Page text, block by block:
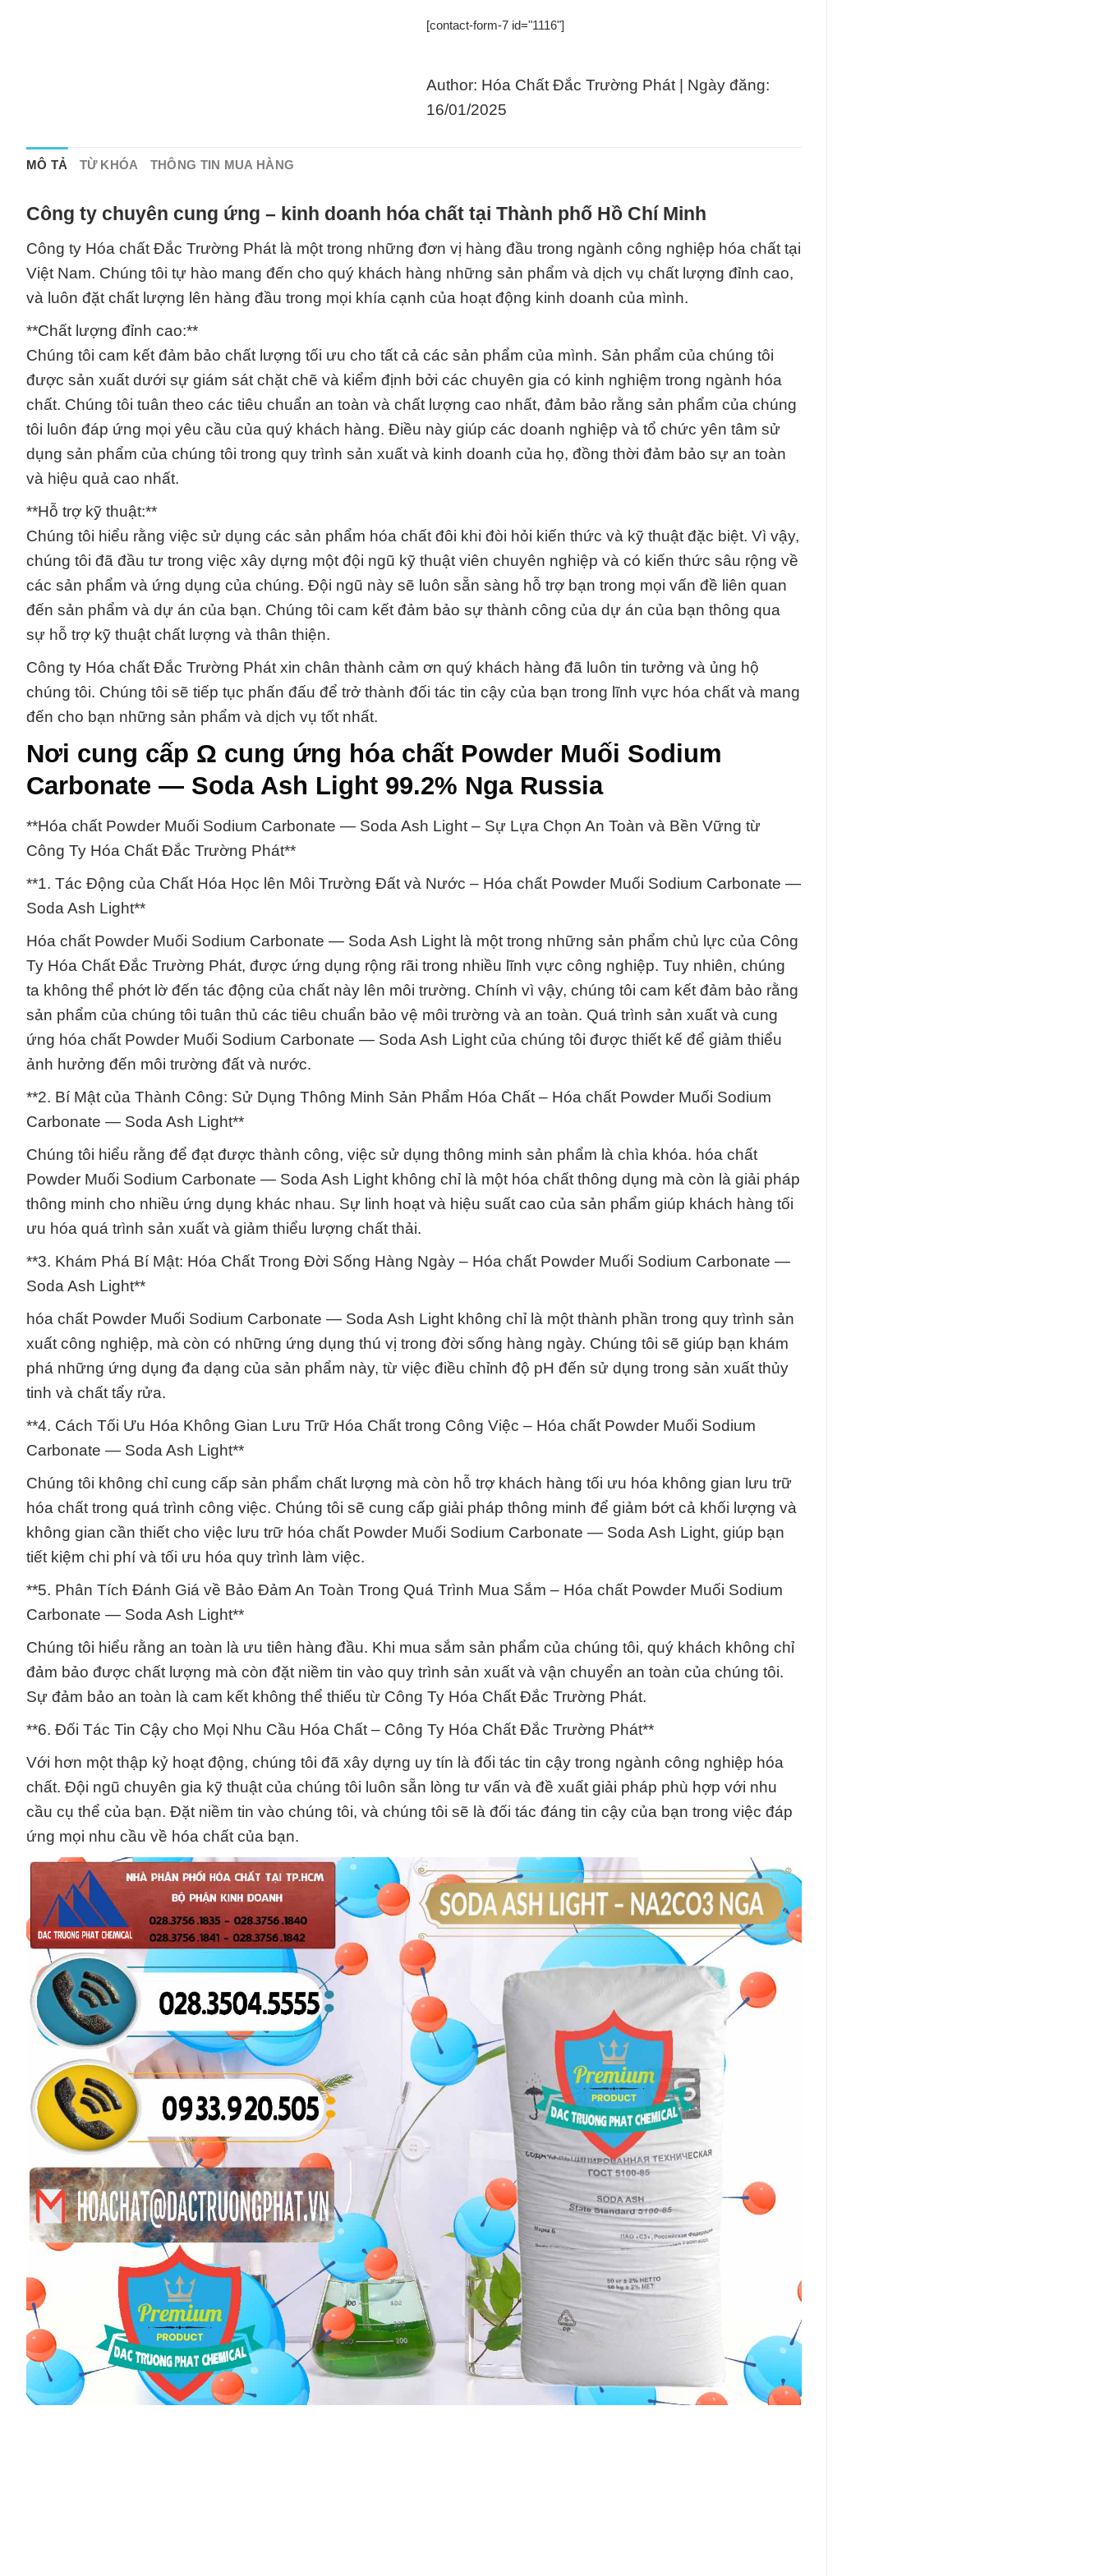
[contact-form-7 id="1116"]
Author: Hóa Chất Đắc Trường Phát | Ngày đăng:
16/01/2025
MÔ TẢ TỪ KHÓA THÔNG TIN MUA HÀNG
Công ty chuyên cung ứng – kinh doanh hóa chất tại Thành phố Hồ Chí Minh
Công ty Hóa chất Đắc Trường Phát là một trong những đơn vị hàng đầu trong ngành công nghiệp hóa chất tại
Việt Nam. Chúng tôi tự hào mang đến cho quý khách hàng những sản phẩm và dịch vụ chất lượng đỉnh cao,
và luôn đặt chất lượng lên hàng đầu trong mọi khía cạnh của hoạt động kinh doanh của mình.
**Chất lượng đỉnh cao:**
Chúng tôi cam kết đảm bảo chất lượng tối ưu cho tất cả các sản phẩm của mình. Sản phẩm của chúng tôi
được sản xuất dưới sự giám sát chặt chẽ và kiểm định bởi các chuyên gia có kinh nghiệm trong ngành hóa
chất. Chúng tôi tuân theo các tiêu chuẩn an toàn và chất lượng cao nhất, đảm bảo rằng sản phẩm của chúng
tôi luôn đáp ứng mọi yêu cầu của quý khách hàng. Điều này giúp các doanh nghiệp và tổ chức yên tâm sử
dụng sản phẩm của chúng tôi trong quy trình sản xuất và kinh doanh của họ, đồng thời đảm bảo sự an toàn
và hiệu quả cao nhất.
**Hỗ trợ kỹ thuật:**
Chúng tôi hiểu rằng việc sử dụng các sản phẩm hóa chất đôi khi đòi hỏi kiến thức và kỹ thuật đặc biệt. Vì vậy,
chúng tôi đã đầu tư trong việc xây dựng một đội ngũ kỹ thuật viên chuyên nghiệp và có kiến thức sâu rộng về
các sản phẩm và ứng dụng của chúng. Đội ngũ này sẽ luôn sẵn sàng hỗ trợ bạn trong mọi vấn đề liên quan
đến sản phẩm và dự án của bạn. Chúng tôi cam kết đảm bảo sự thành công của dự án của bạn thông qua
sự hỗ trợ kỹ thuật chất lượng và thân thiện.
Công ty Hóa chất Đắc Trường Phát xin chân thành cảm ơn quý khách hàng đã luôn tin tưởng và ủng hộ
chúng tôi. Chúng tôi sẽ tiếp tục phấn đấu để trở thành đối tác tin cậy của bạn trong lĩnh vực hóa chất và mang
đến cho bạn những sản phẩm và dịch vụ tốt nhất.
Nơi cung cấp Ω cung ứng hóa chất Powder Muối Sodium
Carbonate — Soda Ash Light 99.2% Nga Russia
**Hóa chất Powder Muối Sodium Carbonate — Soda Ash Light – Sự Lựa Chọn An Toàn và Bền Vững từ
Công Ty Hóa Chất Đắc Trường Phát**
**1. Tác Động của Chất Hóa Học lên Môi Trường Đất và Nước – Hóa chất Powder Muối Sodium Carbonate —
Soda Ash Light**
Hóa chất Powder Muối Sodium Carbonate — Soda Ash Light là một trong những sản phẩm chủ lực của Công
Ty Hóa Chất Đắc Trường Phát, được ứng dụng rộng rãi trong nhiều lĩnh vực công nghiệp. Tuy nhiên, chúng
ta không thể phớt lờ đến tác động của chất này lên môi trường. Chính vì vậy, chúng tôi cam kết đảm bảo rằng
sản phẩm của chúng tôi tuân thủ các tiêu chuẩn bảo vệ môi trường và an toàn. Quá trình sản xuất và cung
ứng hóa chất Powder Muối Sodium Carbonate — Soda Ash Light của chúng tôi được thiết kế để giảm thiểu
ảnh hưởng đến môi trường đất và nước.
**2. Bí Mật của Thành Công: Sử Dụng Thông Minh Sản Phẩm Hóa Chất – Hóa chất Powder Muối Sodium
Carbonate — Soda Ash Light**
Chúng tôi hiểu rằng để đạt được thành công, việc sử dụng thông minh sản phẩm là chìa khóa. hóa chất
Powder Muối Sodium Carbonate — Soda Ash Light không chỉ là một hóa chất thông dụng mà còn là giải pháp
thông minh cho nhiều ứng dụng khác nhau. Sự linh hoạt và hiệu suất cao của sản phẩm giúp khách hàng tối
ưu hóa quá trình sản xuất và giảm thiểu lượng chất thải.
**3. Khám Phá Bí Mật: Hóa Chất Trong Đời Sống Hàng Ngày – Hóa chất Powder Muối Sodium Carbonate —
Soda Ash Light**
hóa chất Powder Muối Sodium Carbonate — Soda Ash Light không chỉ là một thành phần trong quy trình sản
xuất công nghiệp, mà còn có những ứng dụng thú vị trong đời sống hàng ngày. Chúng tôi sẽ giúp bạn khám
phá những ứng dụng đa dạng của sản phẩm này, từ việc điều chỉnh độ pH đến sử dụng trong sản xuất thủy
tinh và chất tẩy rửa.
**4. Cách Tối Ưu Hóa Không Gian Lưu Trữ Hóa Chất trong Công Việc – Hóa chất Powder Muối Sodium
Carbonate — Soda Ash Light**
Chúng tôi không chỉ cung cấp sản phẩm chất lượng mà còn hỗ trợ khách hàng tối ưu hóa không gian lưu trữ
hóa chất trong quá trình công việc. Chúng tôi sẽ cung cấp giải pháp thông minh để giảm bớt cả khối lượng và
không gian cần thiết cho việc lưu trữ hóa chất Powder Muối Sodium Carbonate — Soda Ash Light, giúp bạn
tiết kiệm chi phí và tối ưu hóa quy trình làm việc.
**5. Phân Tích Đánh Giá về Bảo Đảm An Toàn Trong Quá Trình Mua Sắm – Hóa chất Powder Muối Sodium
Carbonate — Soda Ash Light**
Chúng tôi hiểu rằng an toàn là ưu tiên hàng đầu. Khi mua sắm sản phẩm của chúng tôi, quý khách không chỉ
đảm bảo được chất lượng mà còn đặt niềm tin vào quy trình sản xuất và vận chuyển an toàn của chúng tôi.
Sự đảm bảo an toàn là cam kết không thể thiếu từ Công Ty Hóa Chất Đắc Trường Phát.
**6. Đối Tác Tin Cậy cho Mọi Nhu Cầu Hóa Chất – Công Ty Hóa Chất Đắc Trường Phát**
Với hơn một thập kỷ hoạt động, chúng tôi đã xây dựng uy tín là đối tác tin cậy trong ngành công nghiệp hóa
chất. Đội ngũ chuyên gia kỹ thuật của chúng tôi luôn sẵn lòng tư vấn và đề xuất giải pháp phù hợp với nhu
cầu cụ thể của bạn. Đặt niềm tin vào chúng tôi, và chúng tôi sẽ là đối tác đáng tin cậy của bạn trong việc đáp
ứng mọi nhu cầu về hóa chất của bạn.